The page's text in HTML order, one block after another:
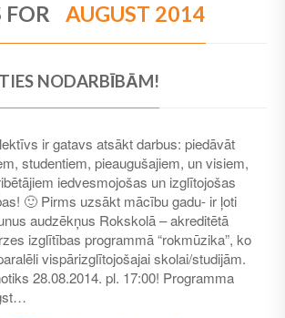
FOR AUGUST 2014
NODARBĪBĀM!
ir gatavs atsākt darbus: piedāvāt
studentiem, pieaugušajiem, un visiem,
iedvesmojošas un izglītojošas
🙂 Pirms uzsākt mācību gadu- ir ļoti
audzēkņus Rokskolā – akreditētā
izglītības programmā “rokmūzika”, ko
vispārizglītojošajai skolai/studijām.
28.08.2014. pl. 17:00! Programma